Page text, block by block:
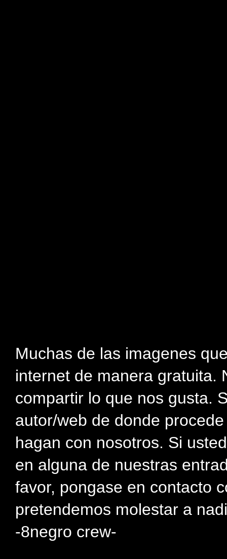
Muchas de las imagenes
internet de manera gratuita.
compartir lo que nos gusta.
autor/web de donde
hagan con nosotros. Si
en alguna de nuestras
favor, pongase en contacto
pretendemos molestar a
-8negro crew-